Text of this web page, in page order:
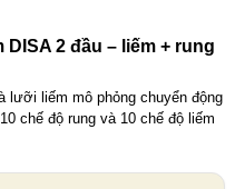
2 đầu – liếm + rung
lưỡi liếm mô phỏng chuyển động
chế độ rung và 10 chế độ liếm